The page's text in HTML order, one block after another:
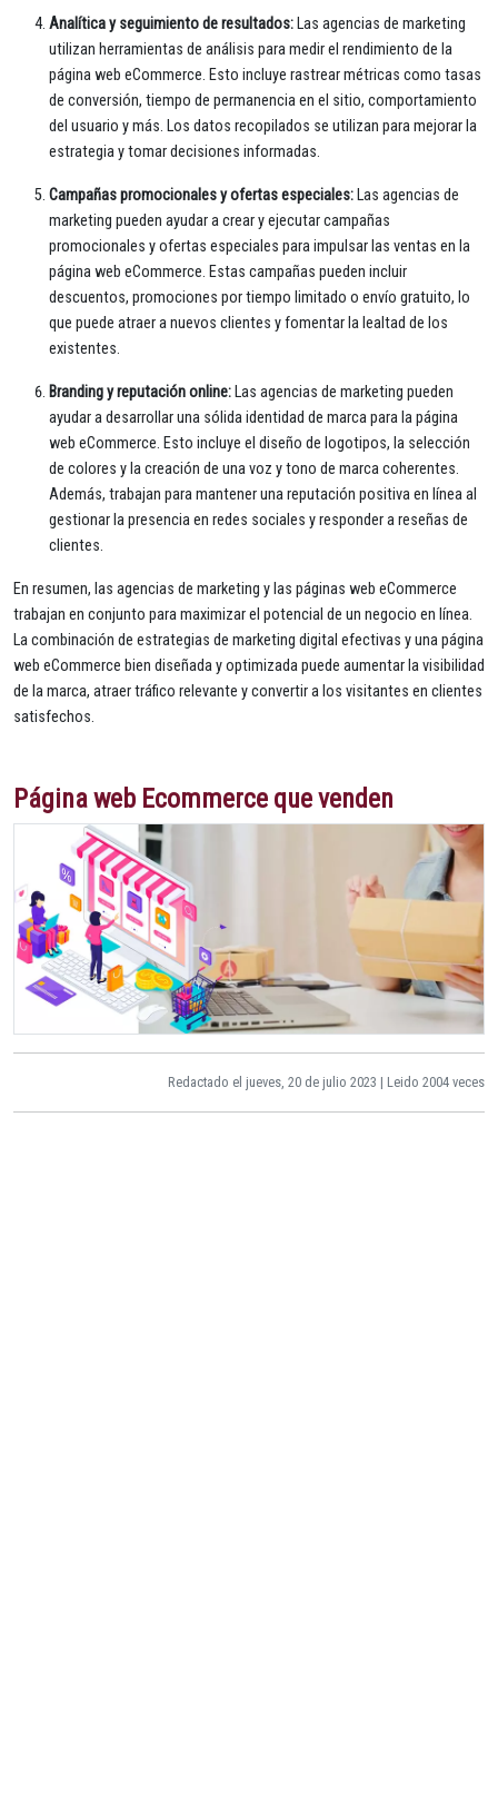
Analítica y seguimiento de resultados: Las agencias de marketing
utilizan herramientas de análisis para medir el rendimiento de la
página web eCommerce. Esto incluye rastrear métricas como tasas
de conversión, tiempo de permanencia en el sitio, comportamiento
del usuario y más. Los datos recopilados se utilizan para mejorar la
estrategia y tomar decisiones informadas.
Campañas promocionales y ofertas especiales: Las agencias de
marketing pueden ayudar a crear y ejecutar campañas
promocionales y ofertas especiales para impulsar las ventas en la
página web eCommerce. Estas campañas pueden incluir
descuentos, promociones por tiempo limitado o envío gratuito, lo
que puede atraer a nuevos clientes y fomentar la lealtad de los
existentes.
Branding y reputación online: Las agencias de marketing pueden
ayudar a desarrollar una sólida identidad de marca para la página
web eCommerce. Esto incluye el diseño de logotipos, la selección
de colores y la creación de una voz y tono de marca coherentes.
Además, trabajan para mantener una reputación positiva en línea al
gestionar la presencia en redes sociales y responder a reseñas de
clientes.
En resumen, las agencias de marketing y las páginas web eCommerce
trabajan en conjunto para maximizar el potencial de un negocio en línea.
La combinación de estrategias de marketing digital efectivas y una página
web eCommerce bien diseñada y optimizada puede aumentar la visibilidad
de la marca, atraer tráfico relevante y convertir a los visitantes en clientes
satisfechos.
Página web Ecommerce que venden
Redactado el jueves, 20 de julio 2023 | Leido 2004 veces